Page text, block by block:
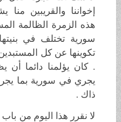
إخواننا والقريبين منا
هذه الزمرة الظالمة
سورية تختلف في بنيتها
تكوينها عن كل المستبدين
. كان يؤلمنا دائما أن
يجري في سورية بما يجري
ذاك .
لا نقرر هذا اليوم من باب